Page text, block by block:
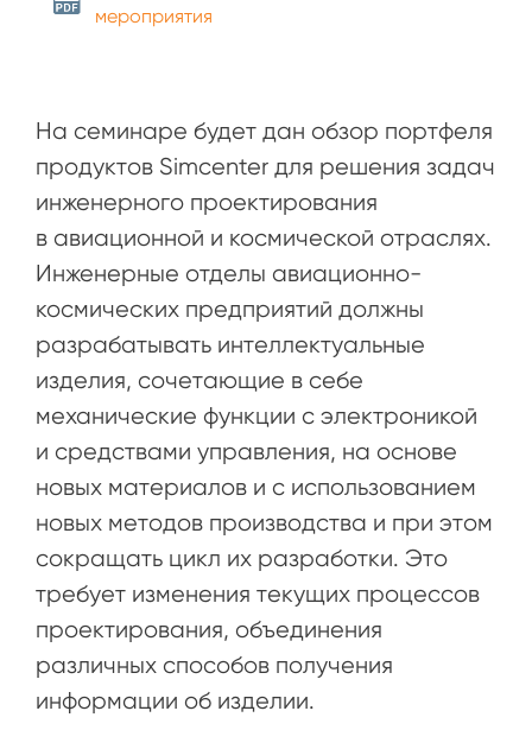
мероприятия
На семинаре будет дан обзор портфеля
продуктов Simcenter для решения задач
инженерного проектирования
в авиационной и космической отраслях.
Инженерные отделы авиационно-
космических предприятий должны
разрабатывать интеллектуальные
изделия, сочетающие в себе
механические функции с электроникой
и средствами управления, на основе
новых материалов и с использованием
новых методов производства и при этом
сокращать цикл их разработки. Это
требует изменения текущих процессов
проектирования, объединения
различных способов получения
информации об изделии.